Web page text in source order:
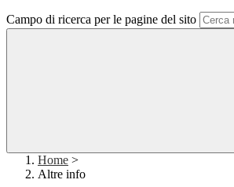
Campo di ricerca per le pagine del sito
Home >
Altre info